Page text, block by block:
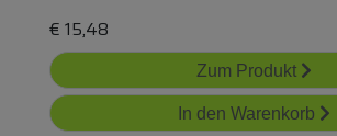
€ 15,48
Zum Produkt
In den Warenkorb